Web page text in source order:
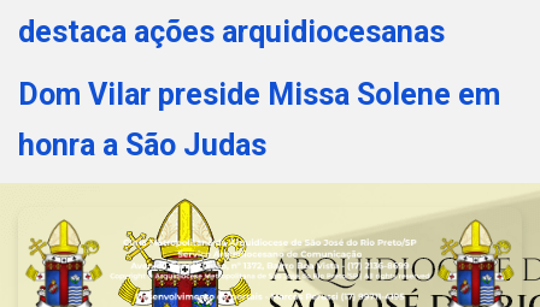
destaca ações arquidiocesanas
Dom Vilar preside Missa Solene em
honra a São Judas